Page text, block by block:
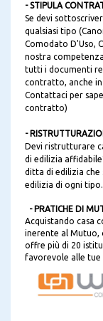
- STIPULA
Se devi
qualsiasi tipo
Comodato D'Uso,
nostra
tutti i documenti
contratto, anche
Contattaci per
contratto)
-
Devi ristrutturare
di edilizia
ditta di edilizia che
edilizia di ogni tipo.
- PRATICHE DI
Acquistando casa
inerente al Mutuo,
offre più di 20
favorevole alle tue